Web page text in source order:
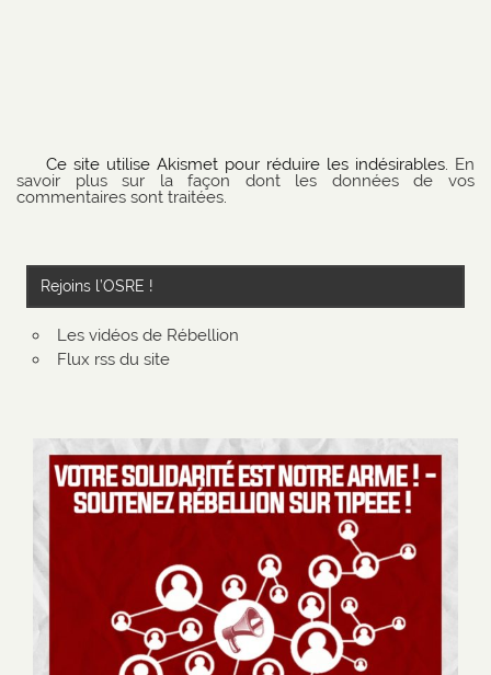
Ce site utilise Akismet pour réduire les indésirables. En
savoir plus sur la façon dont les données de vos
commentaires sont traitées.
Rejoins l’OSRE !
Les vidéos de Rébellion
Flux rss du site